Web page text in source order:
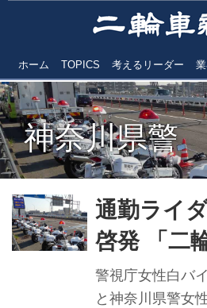
ホーム TOPICS 考えるリーダー
神奈川県警
通勤ライ
啓発 「二
作戦」
警視庁女性白バ
と神奈川県警女